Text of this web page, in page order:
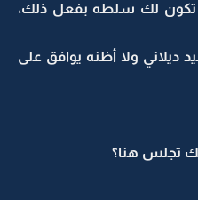
لك سلطه بفعل ذلك،
ولا أظنه يوافق على
تجلس هنا؟